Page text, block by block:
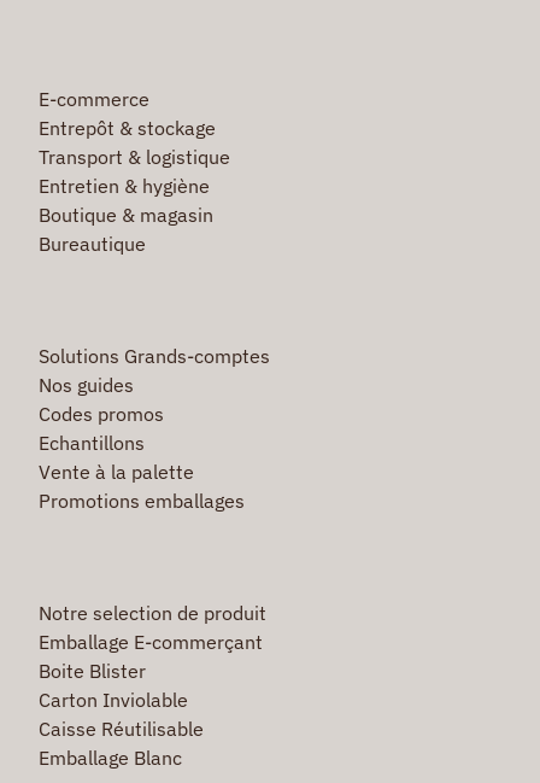
E-commerce
Entrepôt & stockage
Transport & logistique
Entretien & hygiène
Boutique & magasin
Bureautique
Solutions Grands-comptes
Nos guides
Codes promos
Echantillons
Vente à la palette
Promotions emballages
Notre selection de produit
Emballage E-commerçant
Boite Blister
Carton Inviolable
Caisse Réutilisable
Emballage Blanc